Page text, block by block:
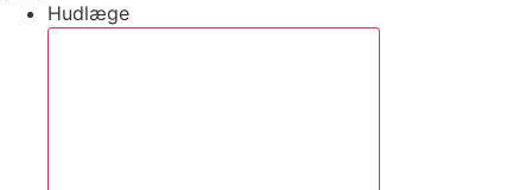
Hudlæge